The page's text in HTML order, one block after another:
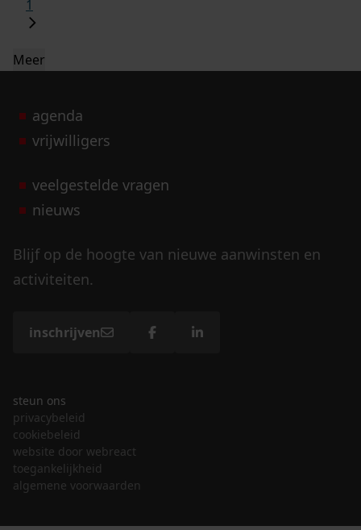
1
Meer
agenda
vrijwilligers
veelgestelde vragen
nieuws
Blijf op de hoogte van nieuwe aanwinsten en
activiteiten.
inschrijven
steun ons
privacybeleid
cookiebeleid
website door webreact
toegankelijkheid
algemene voorwaarden